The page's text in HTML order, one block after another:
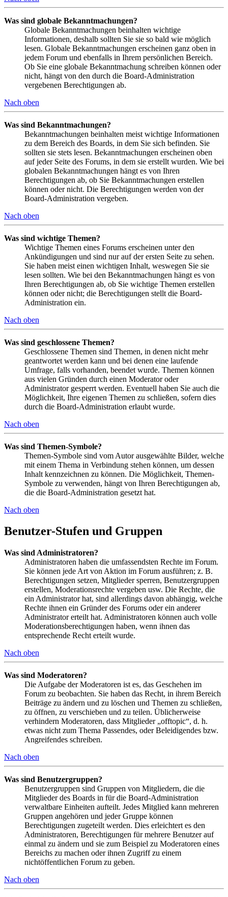
Was sind globale Bekanntmachungen?
Globale Bekanntmachungen beinhalten wichtige
Informationen, deshalb sollten Sie sie so bald wie möglich
lesen. Globale Bekanntmachungen erscheinen ganz oben in
jedem Forum und ebenfalls in Ihrem persönlichen Bereich.
Ob Sie eine globale Bekanntmachung schreiben können oder
nicht, hängt von den durch die Board-Administration
vergebenen Berechtigungen ab.
Nach oben
Was sind Bekanntmachungen?
Bekanntmachungen beinhalten meist wichtige Informationen
zu dem Bereich des Boards, in dem Sie sich befinden. Sie
sollten sie stets lesen. Bekanntmachungen erscheinen oben
auf jeder Seite des Forums, in dem sie erstellt wurden. Wie bei
globalen Bekanntmachungen hängt es von Ihren
Berechtigungen ab, ob Sie Bekanntmachungen erstellen
können oder nicht. Die Berechtigungen werden von der
Board-Administration vergeben.
Nach oben
Was sind wichtige Themen?
Wichtige Themen eines Forums erscheinen unter den
Ankündigungen und sind nur auf der ersten Seite zu sehen.
Sie haben meist einen wichtigen Inhalt, weswegen Sie sie
lesen sollten. Wie bei den Bekanntmachungen hängt es von
Ihren Berechtigungen ab, ob Sie wichtige Themen erstellen
können oder nicht; die Berechtigungen stellt die Board-
Administration ein.
Nach oben
Was sind geschlossene Themen?
Geschlossene Themen sind Themen, in denen nicht mehr
geantwortet werden kann und bei denen eine laufende
Umfrage, falls vorhanden, beendet wurde. Themen können
aus vielen Gründen durch einen Moderator oder
Administrator gesperrt werden. Eventuell haben Sie auch die
Möglichkeit, Ihre eigenen Themen zu schließen, sofern dies
durch die Board-Administration erlaubt wurde.
Nach oben
Was sind Themen-Symbole?
Themen-Symbole sind vom Autor ausgewählte Bilder, welche
mit einem Thema in Verbindung stehen können, um dessen
Inhalt kennzeichnen zu können. Die Möglichkeit, Themen-
Symbole zu verwenden, hängt von Ihren Berechtigungen ab,
die die Board-Administration gesetzt hat.
Nach oben
Benutzer-Stufen und Gruppen
Was sind Administratoren?
Administratoren haben die umfassendsten Rechte im Forum.
Sie können jede Art von Aktion im Forum ausführen; z. B.
Berechtigungen setzen, Mitglieder sperren, Benutzergruppen
erstellen, Moderationsrechte vergeben usw. Die Rechte, die
ein Administrator hat, sind allerdings davon abhängig, welche
Rechte ihnen ein Gründer des Forums oder ein anderer
Administrator erteilt hat. Administratoren können auch volle
Moderationsberechtigungen haben, wenn ihnen das
entsprechende Recht erteilt wurde.
Nach oben
Was sind Moderatoren?
Die Aufgabe der Moderatoren ist es, das Geschehen im
Forum zu beobachten. Sie haben das Recht, in ihrem Bereich
Beiträge zu ändern und zu löschen und Themen zu schließen,
zu öffnen, zu verschieben und zu teilen. Üblicherweise
verhindern Moderatoren, dass Mitglieder „offtopic“, d. h.
etwas nicht zum Thema Passendes, oder Beleidigendes bzw.
Angreifendes schreiben.
Nach oben
Was sind Benutzergruppen?
Benutzergruppen sind Gruppen von Mitgliedern, die die
Mitglieder des Boards in für die Board-Administration
verwaltbare Einheiten aufteilt. Jedes Mitglied kann mehreren
Gruppen angehören und jeder Gruppe können
Berechtigungen zugeteilt werden. Dies erleichtert es den
Administratoren, Berechtigungen für mehrere Benutzer auf
einmal zu ändern und sie zum Beispiel zu Moderatoren eines
Bereichs zu machen oder ihnen Zugriff zu einem
nichtöffentlichen Forum zu geben.
Nach oben